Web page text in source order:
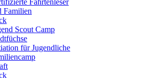
Familien
Scout Camp
für Jugendliche